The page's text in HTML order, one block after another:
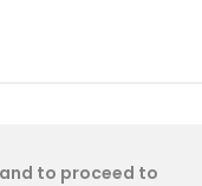
to proceed to